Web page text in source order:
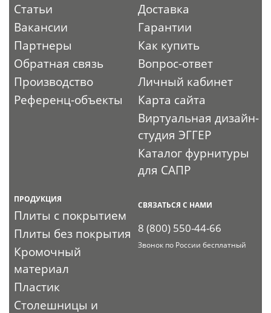
Статьи
Вакансии
Партнеры
Обратная связь
Производство
Референц-объекты
Доставка
Гарантии
Как купить
Вопрос-ответ
Личный кабинет
Карта сайта
Виртуальная дизайн-
студия ЭГГЕР
Каталог фурнитуры
для САПР
ПРОДУКЦИЯ
Плиты с покрытием
Плиты без покрытия
Кромочный
материал
Пластик
Столешницы и
СВЯЗАТЬСЯ С НАМИ
8 (800) 550-44-66
Звонок по России бесплатный